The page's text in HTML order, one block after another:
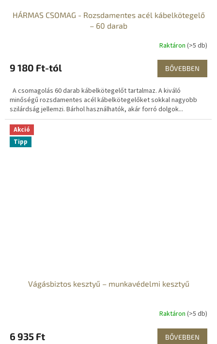
HÁRMAS CSOMAG - Rozsdamentes acél kábelkötegelő
– 60 darab
Raktáron (>5 db)
9 180 Ft-tól BŐVEBBEN
A csomagolás 60 darab kábelkötegelőt tartalmaz. A kiváló
minőségű rozsdamentes acél kábelkötegelőket sokkal nagyobb
szilárdság jellemzi. Bárhol használhatók, akár forró dolgok...
Akció
Tipp
Vágásbiztos kesztyű – munkavédelmi kesztyű
Raktáron (>5 db)
6 935 Ft BŐVEBBEN